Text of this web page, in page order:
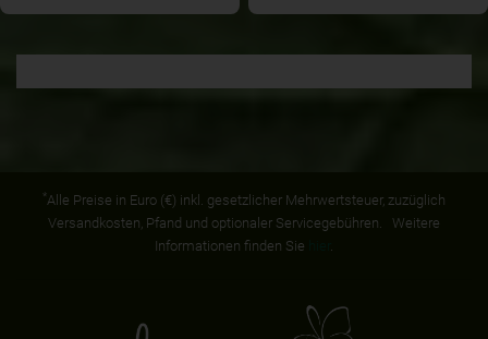
*Alle Preise in Euro (€) inkl. gesetzlicher Mehrwertsteuer, zuzüglich
Versandkosten, Pfand und optionaler Servicegebühren. Weitere
Informationen finden Sie